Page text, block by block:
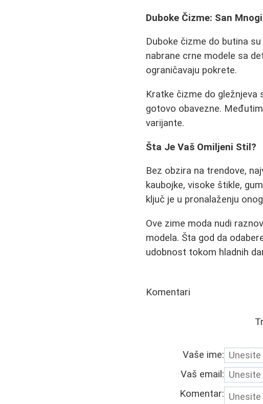
Duboke Čizme: San
Duboke čizme do butina
nabrane crne modele sa
ograničavaju pokrete.
Kratke čizme do gležnjeva
gotovo obavezne.
varijante.
Šta Je Vaš Omiljeni Stil?
Bez obzira na trendove,
kaubojke, visoke štikle,
ključ je u pronalaženju
Ove zime moda nudi
modela. Šta god da
udobnost tokom hladnih
Komentari
Vaše ime:
Vaš email:
Komentar: